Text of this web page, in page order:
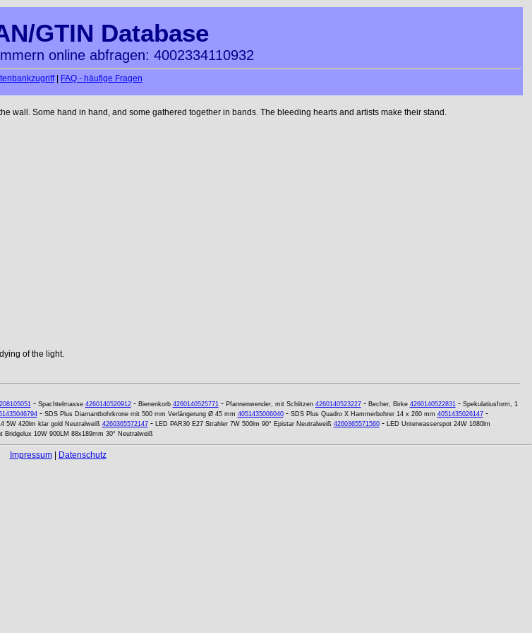
GTIN Database
online abfragen: 4002334110932
| FAQ - häufige Fragen
wall. Some hand in hand, and some gathered together in bands. The bleeding hearts and artists make their stand.
of the light.
- Spachtelmasse 4260140520912- Bienenkorb 4260140525771- Pfannenwender, mit Schlitzen 4260140523227- Becher, Birke 4260140522831- Spekulatiusform, 1
- SDS Plus Diamantbohrkrone mit 500 mm Verlängerung Ø 45 mm 4051435006040- SDS Plus Quadro X Hammerbohrer 14 x 260 mm 4051435026147-
5W 420lm klar gold Neutralweiß 4260365572147- LED PAR30 E27 Strahler 7W 500lm 90° Epistar Neutralweiß 4260365571560- LED Unterwasserspot 24W 1680lm
Bridgelux 10W 900LM 88x189mm 30° Neutralweiß
Impressum| Datenschutz